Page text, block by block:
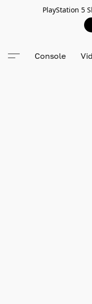
PlayStation 5
Console